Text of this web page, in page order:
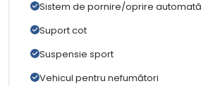
Sistem de pornire/oprire automată
Suport cot
Suspensie sport
Vehicul pentru nefumători